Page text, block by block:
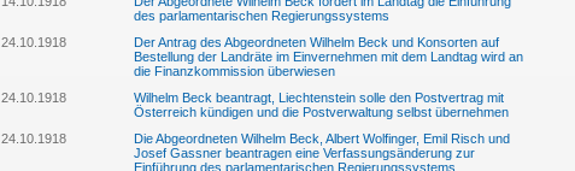
des parlamentarischen Regierungssystems
24.10.1918
Der Antrag des Abgeordneten Wilhelm Beck und Konsorten auf
Bestellung der Landräte im Einvernehmen mit dem Landtag wird an
die Finanzkommission überwiesen
24.10.1918
Wilhelm Beck beantragt, Liechtenstein solle den Postvertrag mit
Österreich kündigen und die Postverwaltung selbst übernehmen
24.10.1918
Die Abgeordneten Wilhelm Beck, Albert Wolfinger, Emil Risch und
Josef Gassner beantragen eine Verfassungsänderung zur
Einführung des parlamentarischen Regierungssystems